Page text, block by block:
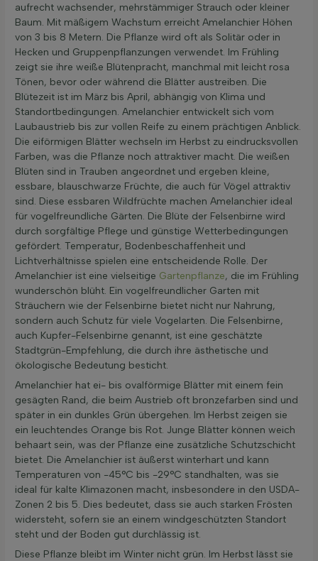
aufrecht wachsender, mehrstämmiger Strauch oder kleiner
Baum. Mit mäßigem Wachstum erreicht Amelanchier Höhen
von 3 bis 8 Metern. Die Pflanze wird oft als Solitär oder in
Hecken und Gruppenpflanzungen verwendet. Im Frühling
zeigt sie ihre weiße Blütenpracht, manchmal mit leicht rosa
Tönen, bevor oder während die Blätter austreiben. Die
Blütezeit ist im März bis April, abhängig von Klima und
Standortbedingungen. Amelanchier entwickelt sich vom
Laubaustrieb bis zur vollen Reife zu einem prächtigen Anblick.
Die eiförmigen Blätter wechseln im Herbst zu eindrucksvollen
Farben, was die Pflanze noch attraktiver macht. Die weißen
Blüten sind in Trauben angeordnet und ergeben kleine,
essbare, blauschwarze Früchte, die auch für Vögel attraktiv
sind. Diese essbaren Wildfrüchte machen Amelanchier ideal
für vogelfreundliche Gärten. Die Blüte der Felsenbirne wird
durch sorgfältige Pflege und günstige Wetterbedingungen
gefördert. Temperatur, Bodenbeschaffenheit und
Lichtverhältnisse spielen eine entscheidende Rolle. Der
Amelanchier ist eine vielseitige Gartenpflanze, die im Frühling
wunderschön blüht. Ein vogelfreundlicher Garten mit
Sträuchern wie der Felsenbirne bietet nicht nur Nahrung,
sondern auch Schutz für viele Vogelarten. Die Felsenbirne,
auch Kupfer-Felsenbirne genannt, ist eine geschätzte
Stadtgrün-Empfehlung, die durch ihre ästhetische und
ökologische Bedeutung besticht.
Amelanchier hat ei- bis ovalförmige Blätter mit einem fein
gesägten Rand, die beim Austrieb oft bronzefarben sind und
später in ein dunkles Grün übergehen. Im Herbst zeigen sie
ein leuchtendes Orange bis Rot. Junge Blätter können weich
behaart sein, was der Pflanze eine zusätzliche Schutzschicht
bietet. Die Amelanchier ist äußerst winterhart und kann
Temperaturen von -45°C bis -29°C standhalten, was sie
ideal für kalte Klimazonen macht, insbesondere in den USDA-
Zonen 2 bis 5. Dies bedeutet, dass sie auch starken Frösten
widersteht, sofern sie an einem windgeschützten Standort
steht und der Boden gut durchlässig ist.
Diese Pflanze bleibt im Winter nicht grün. Im Herbst lässt sie